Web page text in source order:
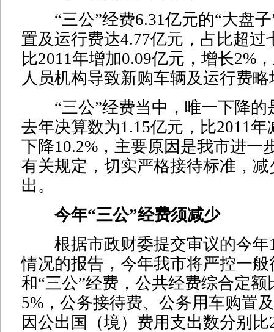
“三公”经费6.31亿元的“大盘子
置及运行费达4.77亿元，占比超过
比2011年增加0.09亿元，增长2%
人员机构导致新购车辆及运行费略
“三公”经费当中，唯一下降的
去年决算数为1.15亿元，比2011年
下降10.2%，主要原因是我市进一
有关规定，切实严格接待标准，
出。
今年“三公”经费须减少
根据市政财委提交审议的今年
情况的报告，今年我市将严控一
和“三公”经费，公共经费综合定额
5%，公务接待费、公务用车购置
因公出国（境）费用支出数分别比